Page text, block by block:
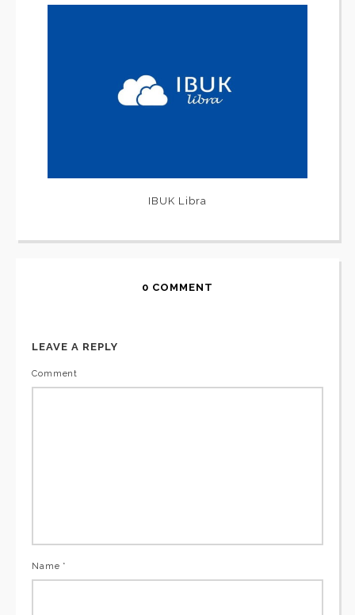
IBUK Libra
0 COMMENT
LEAVE A REPLY
Comment
Name *